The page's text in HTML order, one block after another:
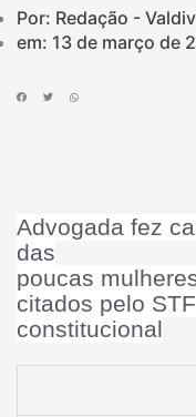
Por: Redação -
em: 13 de março de
Advogada fez
das
poucas
citados pelo
constitucional